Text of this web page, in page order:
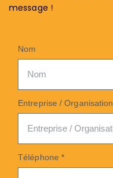
message !
Nom
Entreprise / Organisation
Téléphone *